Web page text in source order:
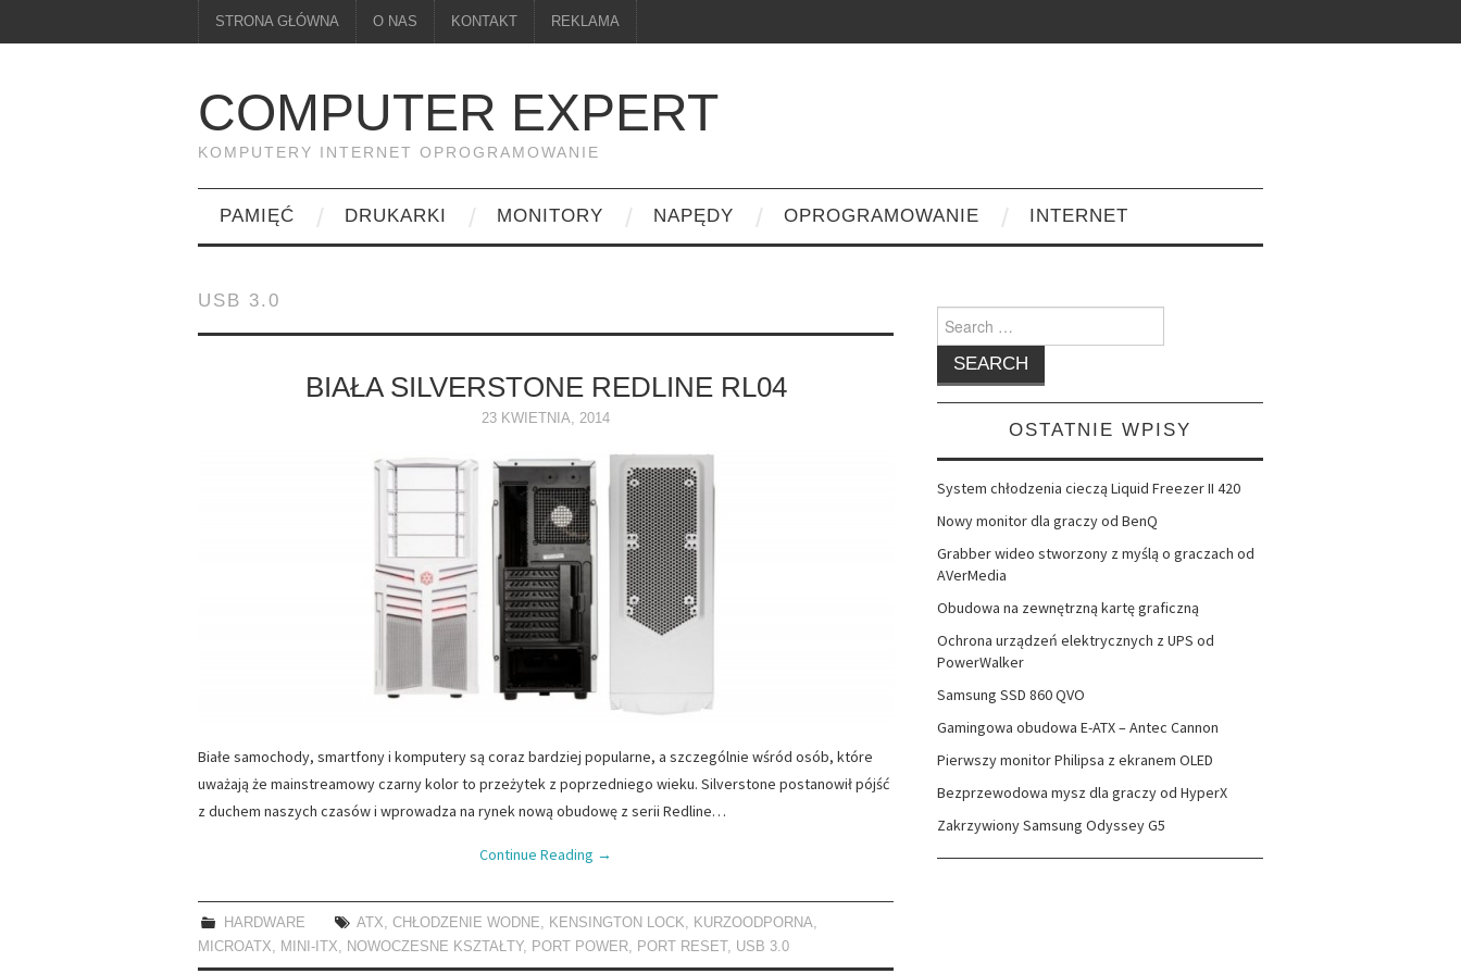
STRONA GŁÓWNA O NAS KONTAKT REKLAMA
COMPUTER EXPERT
KOMPUTERY INTERNET OPROGRAMOWANIE
PAMIĘĆ DRUKARKI MONITORY NAPĘDY OPROGRAMOWANIE INTERNET
USB 3.0
BIAŁA SILVERSTONE REDLINE RL04
23 KWIETNIA, 2014
Białe samochody, smartfony i komputery są coraz bardziej popularne, a szczególnie wśród osób, które
uważają że mainstreamowy czarny kolor to przeżytek z poprzedniego wieku. Silverstone postanowił pójść
z duchem naszych czasów i wprowadza na rynek nową obudowę z serii Redline…
Continue Reading →
HARDWARE ATX ,CHŁODZENIE WODNE KENSINGTON LOCK KURZOODPORNA
MICROATX
MINI-ITX NOWOCZESNE KSZTAŁTY, PORT POWER PORT RESET, USB 3.0
Search
for:
OSTATNIE WPISY
System chłodzenia cieczą Liquid Freezer II 420
Nowy monitor dla graczy od BenQ
Grabber wideo stworzony z myślą o graczach od
AVerMedia
Obudowa na zewnętrzną kartę graficzną
Ochrona urządzeń elektrycznych z UPS od
PowerWalker
Samsung SSD 860 QVO
Gamingowa obudowa E-ATX – Antec Cannon
Pierwszy monitor Philipsa z ekranem OLED
Bezprzewodowa mysz dla graczy od HyperX
Zakrzywiony Samsung Odyssey G5